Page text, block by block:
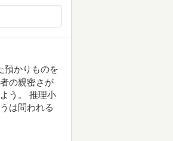
預かりものを
の親密さが
う。 推理小
は問われる